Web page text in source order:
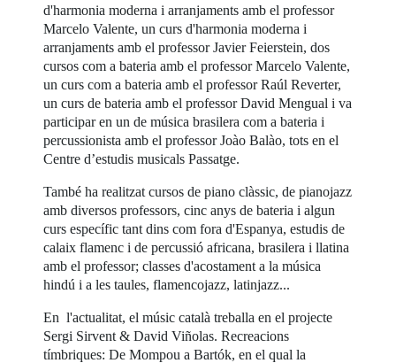
d'harmonia moderna i arranjaments amb el professor
Marcelo Valente, un curs d'harmonia moderna i
arranjaments amb el professor Javier Feierstein, dos
cursos com a bateria amb el professor Marcelo Valente,
un curs com a bateria amb el professor Raúl Reverter,
un curs de bateria amb el professor David Mengual i va
participar en un de música brasilera com a bateria i
percussionista amb el professor Joào Balào, tots en el
Centre d’estudis musicals Passatge.
També ha realitzat cursos de piano clàssic, de pianojazz
amb diversos professors, cinc anys de bateria i algun
curs específic tant dins com fora d'Espanya, estudis de
calaix flamenc i de percussió africana, brasilera i llatina
amb el professor; classes d'acostament a la música
hindú i a les taules, flamencojazz, latinjazz...
En l'actualitat, el músic català treballa en el projecte
Sergi Sirvent & David Viñolas. Recreacions
tímbriques: De Mompou a Bartók, en el qual la